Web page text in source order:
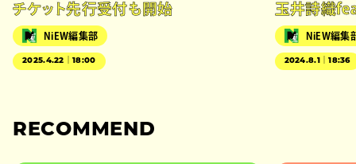
チケット先行受付も開始
NiEW編集部
2025.4.22｜18:00
玉井詩織
NiEW編集
2024.8.1｜18:36
RECOMMEND